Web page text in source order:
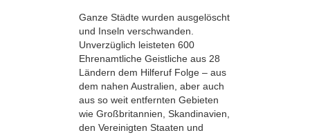
Ganze Städte wurden ausgelöscht
und Inseln verschwanden.
Unverzüglich leisteten 600
Ehrenamtliche Geistliche aus 28
Ländern dem Hilferuf Folge – aus
dem nahen Australien, aber auch
aus so weit entfernten Gebieten
wie Großbritannien, Skandinavien,
den Vereinigten Staaten und